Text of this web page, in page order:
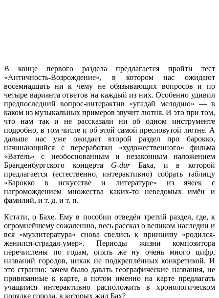
В конце первого раздела предлагается пройти тест
«Античность-Возрождение», в котором нас ожидают
восемнадцать ни к чему не обязывающих вопросов и по
четыре варианта ответов на каждый из них. Особенно удивил
предпоследний вопрос-интерактив «угадай мелодию» — в
каком из музыкальных примеров звучит лютня. И это при том,
что нам так и не рассказали ни об одном инструменте
подробно, в том числе и об этой самой пресловутой лютне. А
дальше нас уже ожидает второй раздел про барокко,
начинающийся с переработки «художественного» фильма
«Ватель» с необоснованным и незаконным наложением
Бранденбургского концерта G-durБаха, и в которой
предлагается (естественно, интерактивно) собрать таблицу
«Барокко в искусстве и литературе» из ячеек с
нагромождением множества каких-то неведомых имён и
фамилий, и т. д. и т. п.
Кстати, о Бахе. Ему в пособии отведён третий раздел, где, к
огромнейшему сожалению, весь рассказ о великом наследии и
вся «музлитература» снова свелись к принципу «родился-
женился-страдал-умер». Периоды жизни композитора
перечислены по годам, опять же ну очень много цифр,
названий городов, никак не подкреплённых конкретикой. И
это странно: зачем было давать географические названия, не
привязанные к карте, а потом именно на карте предлагать
учащимся интерактивно расположить в хронологическом
порядке города, в которых жил Бах?